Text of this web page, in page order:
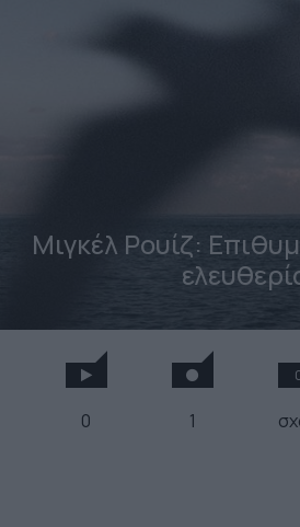
Μιγκέλ Ρουίζ:
0 1